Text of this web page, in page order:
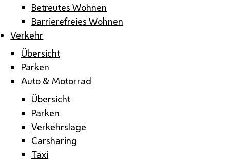
Betreutes Wohnen
Barrierefreies Wohnen
Verkehr
Übersicht
Parken
Auto & Motorrad
Übersicht
Parken
Verkehrslage
Carsharing
Taxi